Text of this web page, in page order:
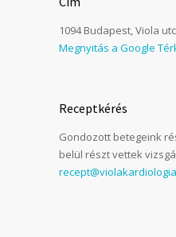
1094 Budapest, Viola
Megnyitás a Google
Receptkérés
Gondozott betegeink
belül részt vettek